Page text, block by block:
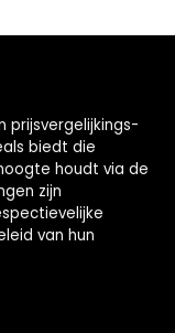
prijsvergelijkings-
biedt die
houdt via de
zijn
van hun